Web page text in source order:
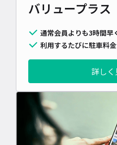
バリュープラス
通常会員よりも3時間早
利用するたびに駐車料
詳しく